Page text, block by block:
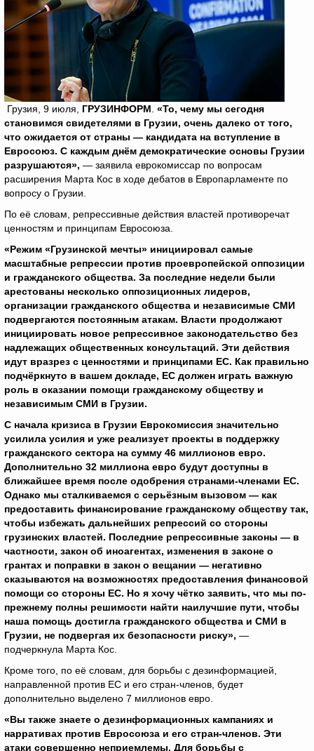
Грузия, 9 июля, ГРУЗИНФОРМ «То, чему мы сегодня
становимся свидетелями в Грузии, очень далеко от того,
что ожидается от страны — кандидата на вступление в
Евросоюз. С каждым днём демократические основы Грузии
разрушаются», — заявила еврокомиссар по вопросам
расширения Марта Кос в ходе дебатов в Европарламенте по
вопросу о Грузии.
По её словам, репрессивные действия властей противоречат
ценностям и принципам Евросоюза.
«Режим «Грузинской мечты» инициировал самые
масштабные репрессии против проевропейской оппозиции
и гражданского общества. За последние недели были
арестованы несколько оппозиционных лидеров,
организации гражданского общества и независимые СМИ
подвергаются постоянным атакам. Власти продолжают
инициировать новое репрессивное законодательство без
надлежащих общественных консультаций. Эти действия
идут вразрез с ценностями и принципами ЕС. Как правильно
подчёркнуто в вашем докладе, ЕС должен играть важную
роль в оказании помощи гражданскому обществу и
независимым СМИ в Грузии.
С начала кризиса в Грузии Еврокомиссия значительно
усилила усилия и уже реализует проекты в поддержку
гражданского сектора на сумму 46 миллионов евро.
Дополнительно 32 миллиона евро будут доступны в
ближайшее время после одобрения странами-членами ЕС.
Однако мы сталкиваемся с серьёзным вызовом — как
предоставить финансирование гражданскому обществу так,
чтобы избежать дальнейших репрессий со стороны
грузинских властей. Последние репрессивные законы — в
частности, закон об иноагентах, изменения в законе о
грантах и поправки в закон о вещании — негативно
сказываются на возможностях предоставления финансовой
помощи со стороны ЕС. Но я хочу чётко заявить, что мы по-
прежнему полны решимости найти наилучшие пути, чтобы
наша помощь достигла гражданского общества и СМИ в
Грузии, не подвергая их безопасности риску», —
подчеркнула Марта Кос.
Кроме того, по её словам, для борьбы с дезинформацией,
направленной против ЕС и его стран-членов, будет
дополнительно выделено 7 миллионов евро.
«Вы также знаете о дезинформационных кампаниях и
нарративах против Евросоюза и его стран-членов. Эти
атаки совершенно неприемлемы. Для борьбы с